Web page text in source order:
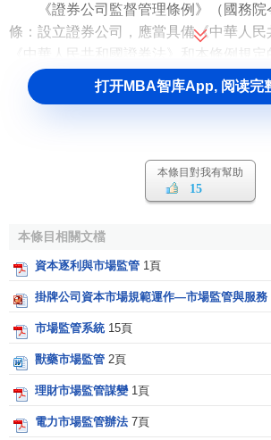
《證券公司監督管理條例》（國務院
條：設立證券公司，應當具備《中華人民
《中華人民共和國證券法》和本條例規定
院證券監督管理機構批准。
市場運行結果的分
與監管的角度來分析。 市場監
善，有效而完善的監管制度是資本市場監
保障。中國資本市場的制度缺陷，特別是
場監管的基本現狀，對資本市場效率分析
一點。
根據市場證券價格對信息反映的範圍
為弱型效率市場、半強型效率市場
分析
和理論研究。一般研究主要是對弱型
打开MBA智库App, 阅读完
本條目對我有幫助
15
本條目相關文檔
資本逐利與市場監管 1頁
掛牌公司資本市場規範運作—市場監管與服務
市場監管系統 15頁
獸藥市場監管 2頁
理財市場監管謀變 1頁
電力市場監管辦法 7頁